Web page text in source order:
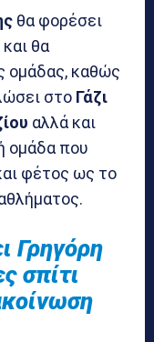
θα φορέσει
και θα
ομάδας, καθώς
στο Γάζι
αλλά και
ομάδα που
φέτος ως το
Γρηγόρη
σπίτι